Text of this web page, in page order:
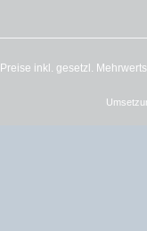
inkl. gesetzl.